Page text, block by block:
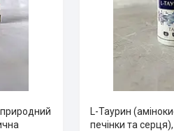
природний
L-Таурин
печінки та